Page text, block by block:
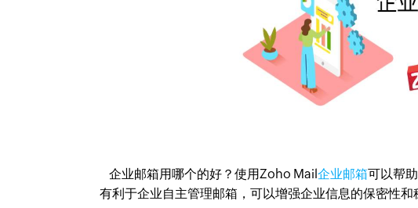
企业邮箱用哪个的好？使用Zoho Mail企业邮箱可以帮
有利于企业自主管理邮箱，可以增强企业信息的保密性和